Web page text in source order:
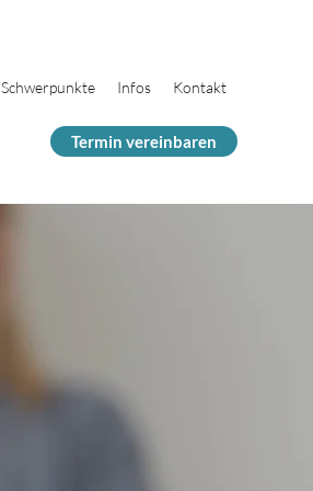
Schwerpunkte Infos Kontakt
Termin vereinbaren